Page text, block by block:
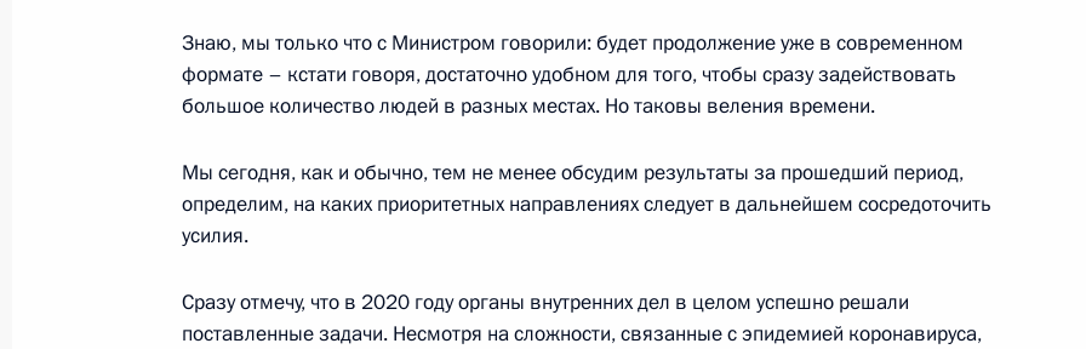
12 марта 2021 года, 13:45 Московская область, Ново-Огарёво
11 марта 2021 года, четверг
Совещание о мерах по стимулированию инвестиционной
11 марта 2021 года, 16:30 Московская область, Ново-Огарёво
Знаю, мы только что с Министром говорили: будет продолжение уже в современном
формате – кстати говоря, достаточно удобном для того, чтобы сразу задействовать
большое количество людей в разных местах. Но таковы веления времени.
Мы сегодня, как и обычно, тем не менее обсудим результаты за прошедший период,
определим, на каких приоритетных направлениях следует в дальнейшем сосредоточить
усилия.
Сразу отмечу, что в 2020 году органы внутренних дел в целом успешно решали
поставленные задачи. Несмотря на сложности, связанные с эпидемией коронавируса,